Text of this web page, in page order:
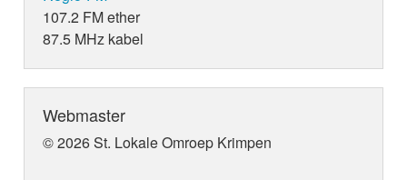
107.2 FM ether
87.5 MHz kabel
Webmaster
© 2026 St. Lokale Omroep Krimpen